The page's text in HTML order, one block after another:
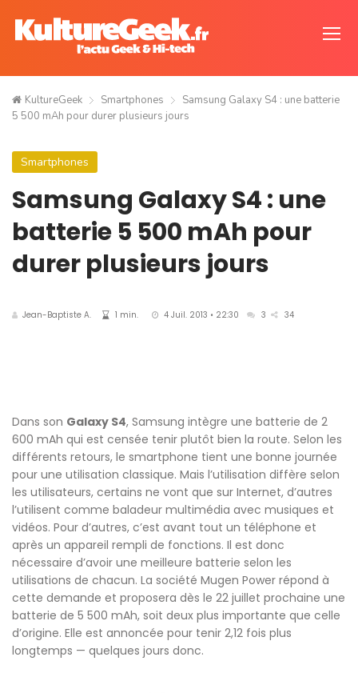
KultureGeek Smartphones
Samsung Galaxy S4 : une batterie
5 500 mAh pour durer plusieurs jours
Smartphones
Samsung Galaxy S4 : une
batterie 5 500 mAh pour
durer plusieurs jours
Jean-Baptiste A. 1 min. 4 Juil. 2013 • 22:30 3 34
Dans son Galaxy S4, Samsung intègre une batterie de 2
600 mAh qui est censée tenir plutôt bien la route. Selon les
différents retours, le smartphone tient une bonne journée
pour une utilisation classique. Mais l’utilisation diffère selon
les utilisateurs, certains ne vont que sur Internet, d’autres
l’utilisent comme baladeur multimédia avec musiques et
vidéos. Pour d’autres, c’est avant tout un téléphone et
après un appareil rempli de fonctions. Il est donc
nécessaire d’avoir une meilleure batterie selon les
utilisations de chacun. La société Mugen Power répond à
cette demande et proposera dès le 22 juillet prochaine une
batterie de 5 500 mAh, soit deux plus importante que celle
d’origine. Elle est annoncée pour tenir 2,12 fois plus
longtemps — quelques jours donc.